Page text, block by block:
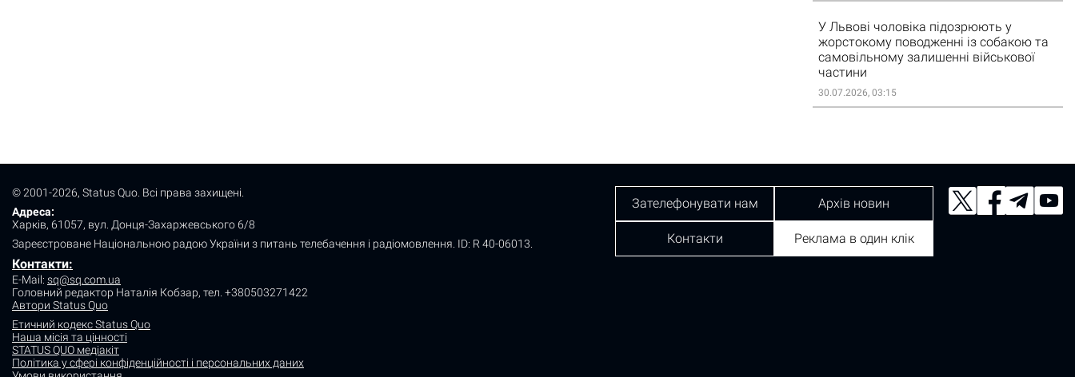
У Львові чоловіка підозрюють у
жорстокому поводженні із собакою та
самовільному залишенні військової
частини
30.07.2026, 03:15
© 2001-2026, Status Quo. Всі права захищені.
Адреса:
Харків, 61057, вул. Донця-Захаржевського 6/8
Зареєстроване Національною радою України з питань телебачення і радіомовлення. ID: R 40-06013.
Контакти:
E-Mail: sq@sq.com.ua
Головний редактор Наталія Кобзар, тел. +380503271422
Автори Status Quo
Етичний кодекс Status Quo
Наша місія та цінності
STATUS QUO медіакіт
Політика у сфері конфіденційності і персональних даних
Зателефонувати нам Архів новин
Контакти Реклама в один клік